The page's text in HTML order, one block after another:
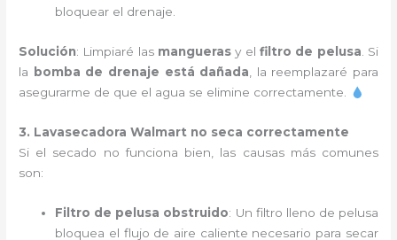
bloquear el drenaje.
Solución: Limpiaré las mangueras y el filtro de pelusa. Si
la
bomba de drenaje está dañada, la reemplazaré para
asegurarme de que el agua se elimine correctamente.
3. Lavasecadora Walmart no seca correctamente
Si el secado no funciona bien, las causas más comunes
son:
Filtro de pelusa obstruido: Un filtro lleno de pelusa
bloquea el flujo de aire caliente necesario para secar